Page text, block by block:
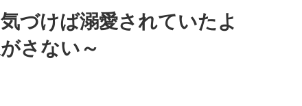
づけば溺愛されていたよ
さない～